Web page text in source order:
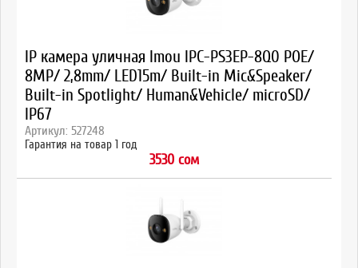
IP камера уличная Imou IPC-PS3EP-8Q0 POE/
8MP/ 2,8mm/ LED15m/ Built-in Mic&Speaker/
Built-in Spotlight/ Human&Vehicle/ microSD/
IP67
Артикул: 527248
Гарантия на товар 1 год
3530 сом